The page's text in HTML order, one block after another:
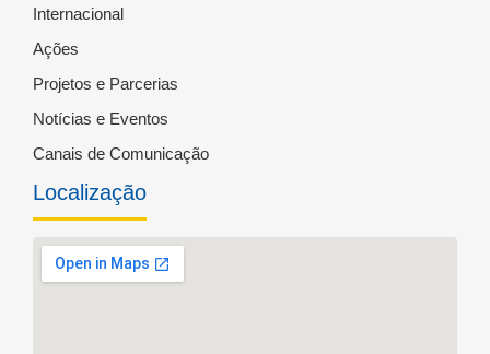
Internacional
Ações
Projetos e Parcerias
Notícias e Eventos
Canais de Comunicação
Localização